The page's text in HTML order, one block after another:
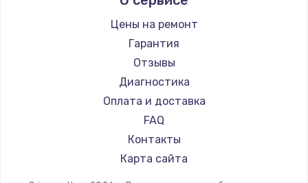
Техобслуживание
900 руб.
Заказать
Установка / подключение / демонтаж
1300 руб.
Заказать
Цены на ремонт
Гарантия
Отзывы
Диагностика
Оплата и доставка
FAQ
Контакты
Карта сайта